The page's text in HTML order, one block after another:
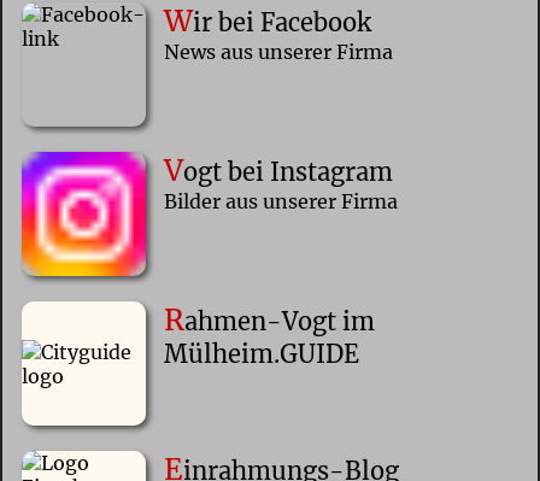
Wir bei Facebook
News aus unserer Firma
Vogt bei Instagram
Bilder aus unserer Firma
Rahmen-Vogt im
Mülheim.GUIDE
Einrahmungs-Blog